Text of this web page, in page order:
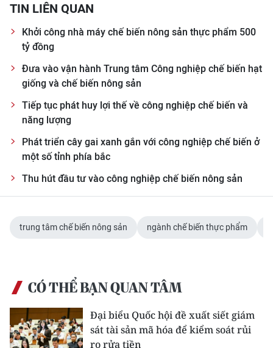
TIN LIÊN QUAN
Khởi công nhà máy chế biến nông sản thực phẩm 500
tỷ đồng
Đưa vào vận hành Trung tâm Công nghiệp chế biến hạt
giống và chế biến nông sản
Tiếp tục phát huy lợi thế về công nghiệp chế biến và
năng lượng
Phát triển cây gai xanh gắn với công nghiệp chế biến ở
một số tỉnh phía bắc
Thu hút đầu tư vào công nghiệp chế biến nông sản
trung tâm chế biến nông sản ngành chế biến thực phẩm
CÓ THỂ BẠN QUAN TÂM
Đại biểu Quốc hội đề xuất siết giám
sát tài sản mã hóa để kiểm soát rủi
ro rửa tiền